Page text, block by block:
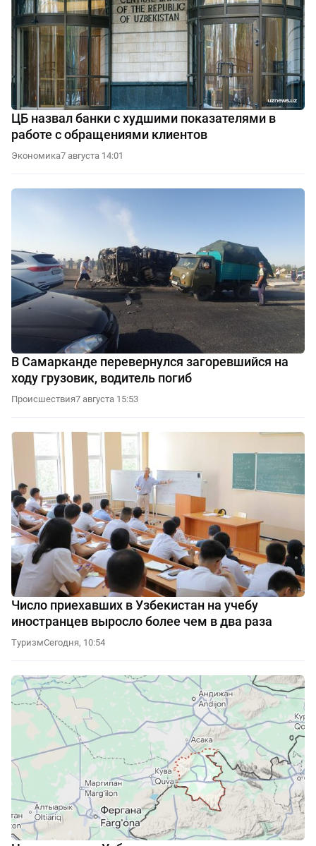
ЦБ назвал банки с худшими показателями в
работе с обращениями клиентов
Экономика7 августа 14:01
В Самарканде перевернулся загоревшийся на
ходу грузовик, водитель погиб
Происшествия7 августа 15:53
Число приехавших в Узбекистан на учебу
иностранцев выросло более чем в два раза
ТуризмСегодня, 10:54